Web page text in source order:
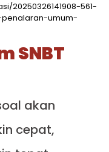
20250326141908-561-
penalaran-umum-
SNBT
akan
cepat,